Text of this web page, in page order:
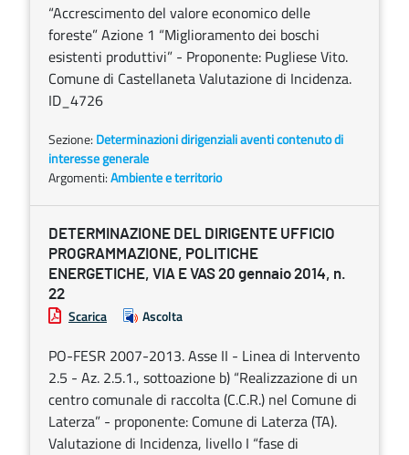
“Accrescimento del valore economico delle
foreste” Azione 1 “Miglioramento dei boschi
esistenti produttivi” - Proponente: Pugliese Vito.
Comune di Castellaneta Valutazione di Incidenza.
ID_4726
Sezione: Determinazioni dirigenziali aventi contenuto di
interesse generale
Argomenti:Ambiente e territorio
DETERMINAZIONE DEL DIRIGENTE UFFICIO
PROGRAMMAZIONE, POLITICHE
ENERGETICHE, VIA E VAS 20 gennaio 2014, n.
22
Scarica Ascolta
PO-FESR 2007-2013. Asse II - Linea di Intervento
2.5 - Az. 2.5.1., sottoazione b) “Realizzazione di un
centro comunale di raccolta (C.C.R.) nel Comune di
Laterza” - proponente: Comune di Laterza (TA).
Valutazione di Incidenza, livello I “fase di